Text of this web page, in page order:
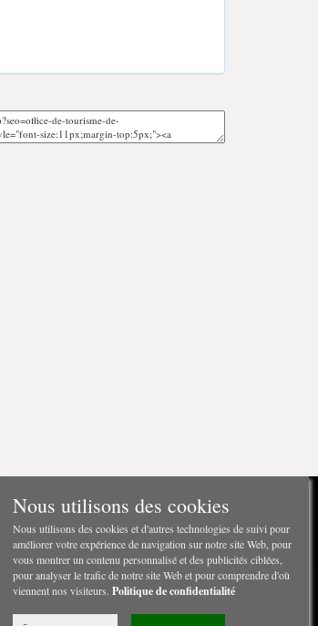
Nous utilisons des cookies
Nous utilisons des cookies et d'autres technologies de suivi pour
améliorer votre expérience de navigation sur notre site Web, pour
vous montrer un contenu personnalisé et des publicités ciblées,
pour analyser le trafic de notre site Web et pour comprendre d'où
viennent nos visiteurs. Politique de confidentialité